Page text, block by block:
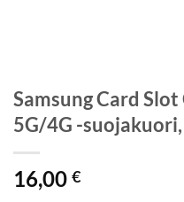
Samsung Card
5G/4G -
16,00 €